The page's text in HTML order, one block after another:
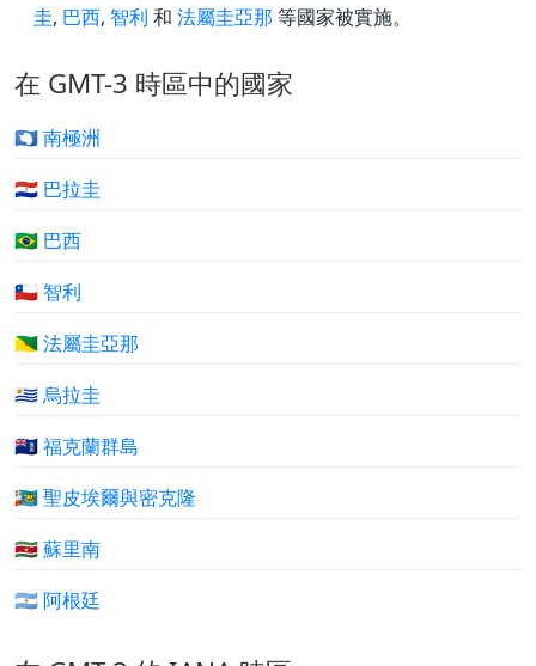
圭, 巴西, 智利 和 法屬圭亞那 等國家被實施。
在 GMT-3 時區中的國家
🇦🇶 南極洲
🇵🇾 巴拉圭
🇧🇷 巴西
🇨🇱 智利
🇬🇫 法屬圭亞那
🇺🇾 烏拉圭
🇫🇰 福克蘭群島
🇵🇲 聖皮埃爾與密克隆
🇸🇷 蘇里南
🇦🇷 阿根廷